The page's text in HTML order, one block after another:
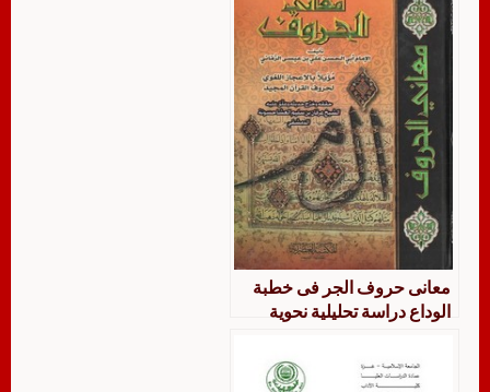
معانى حروف الجر فى خطبة
الوداع دراسة تحليلية نحوية